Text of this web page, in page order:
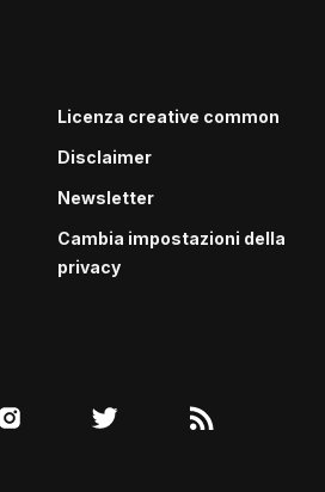
Licenza creative common
Disclaimer
Newsletter
Cambia impostazioni della
privacy